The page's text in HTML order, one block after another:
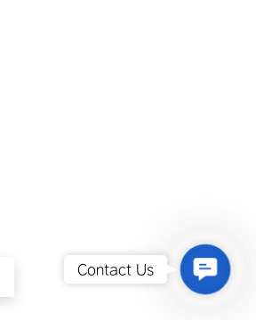
Contact
Contact Us